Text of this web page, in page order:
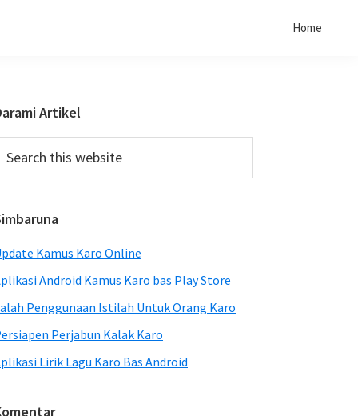
Home
Artikel
this
Kamus Karo Online
Android Kamus Karo bas Play Store
Penggunaan Istilah Untuk Orang Karo
Perjabun Kalak Karo
Lirik Lagu Karo Bas Android